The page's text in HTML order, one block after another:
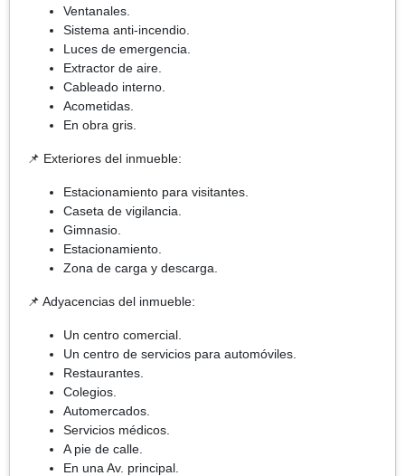
Ventanales.
Sistema anti-incendio.
Luces de emergencia.
Extractor de aire.
Cableado interno.
Acometidas.
En obra gris.
📌 Exteriores del inmueble:
Estacionamiento para visitantes.
Caseta de vigilancia.
Gimnasio.
Estacionamiento.
Zona de carga y descarga.
📌 Adyacencias del inmueble:
Un centro comercial.
Un centro de servicios para automóviles.
Restaurantes.
Colegios.
Automercados.
Servicios médicos.
A pie de calle.
En una Av. principal.